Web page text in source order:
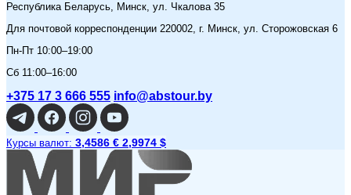
Республика Беларусь, Минск, ул. Чкалова 35
Для почтовой корреспонденции 220002, г. Минск, ул. Сторожовская 6
Пн-Пт 10:00–19:00
Сб 11:00–16:00
+375 17 3 666 555 info@abstour.by
Курсы валют: 3,4586 € 2,9974 $